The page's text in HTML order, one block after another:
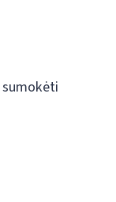
sumokėti